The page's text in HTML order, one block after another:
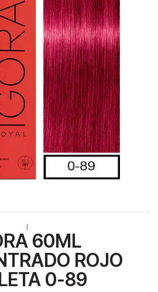
60ML
ROJO
0-89